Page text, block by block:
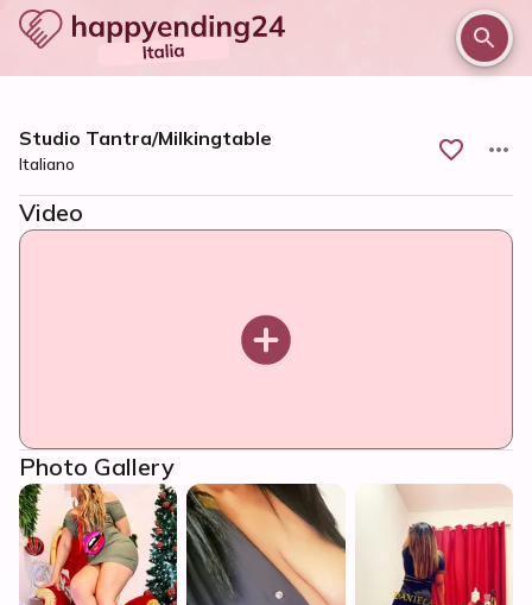
Studio Tantra/Milkingtable
Studio Tantra/Milkingtable
Italiano
Video
Photo Gallery